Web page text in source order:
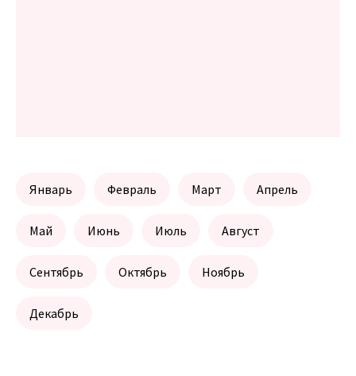
Январь Февраль Март Апрель
Май Июнь Июль Август
Сентябрь Октябрь Ноябрь
Декабрь